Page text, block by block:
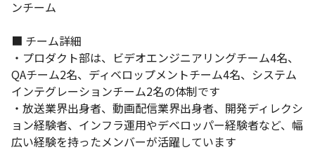
業務に集中できる環境があります。
ンチーム
■ チーム詳細
・プロダクト部は、ビデオエンジニアリングチーム4名、
QAチーム2名、ディベロップメントチーム4名、システム
インテグレーションチーム2名の体制です
・放送業界出身者、動画配信業界出身者、開発ディレクシ
ョン経験者、インフラ運用やデベロッパー経験者など、幅
広い経験を持ったメンバーが活躍しています